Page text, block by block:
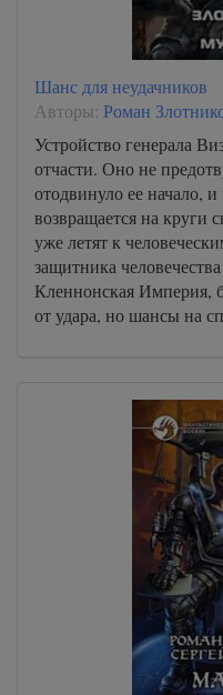
Шанс для неудачников
Авторы: Роман
Устройство генерала
отчасти. Оно не
отодвинуло ее начало, и
возвращается на круги
уже летят к
защитника
Кленнонская Империя,
от удара, но шансы на